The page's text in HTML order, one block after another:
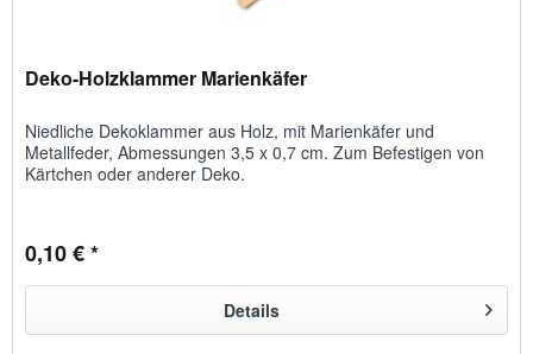
Deko-Holzklammer Marienkäfer
Niedliche Dekoklammer aus Holz, mit Marienkäfer und
Metallfeder, Abmessungen 3,5 x 0,7 cm. Zum Befestigen von
Kärtchen oder anderer Deko.
0,10 € *
Details